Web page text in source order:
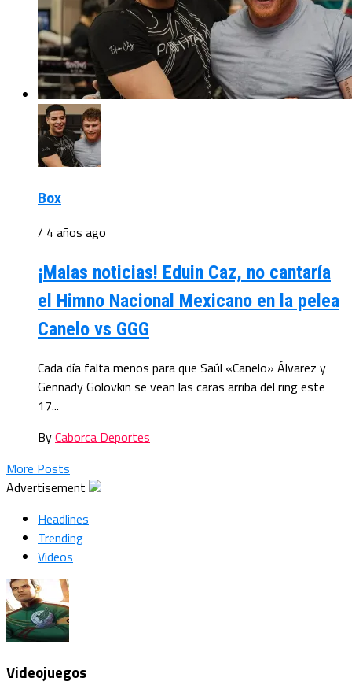
Box
/ 4 años ago
¡Malas noticias! Eduin Caz, no cantaría
el Himno Nacional Mexicano en la pelea
Canelo vs GGG
Cada día falta menos para que Saúl «Canelo» Álvarez y
Gennady Golovkin se vean las caras arriba del ring este
17...
ByCaborca Deportes
More Posts
Advertisement
Headlines
Trending
Videos
Videojuegos